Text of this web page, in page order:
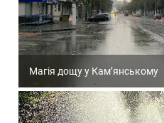
Магія дощу у Кам’янському